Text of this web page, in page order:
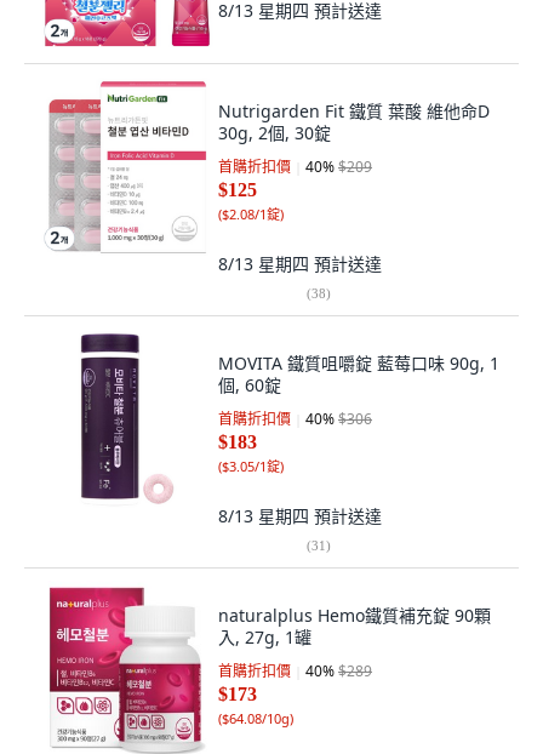
8/13 星期四 預計送達
Nutrigarden Fit 鐵質 葉酸 維他命D
30g, 2個, 30錠
首購折扣價 40%$209
$125
($2.08/1錠)
8/13 星期四 預計送達
(38)
MOVITA 鐵質咀嚼錠 藍莓口味 90g, 1
個, 60錠
首購折扣價 40%$306
$183
($3.05/1錠)
8/13 星期四 預計送達
(31)
naturalplus Hemo鐵質補充錠 90顆
入, 27g, 1罐
首購折扣價 40%$289
$173
($64.08/10g)